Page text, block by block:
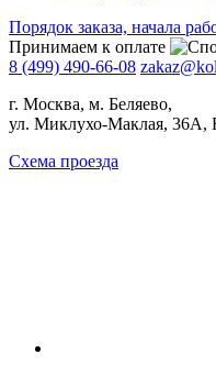
Порядок заказа, начала
Принимаем к оплате
8 (499) 490-66-08
г. Москва, м. Беляево,
ул. Миклухо-Маклая,
Схема проезда